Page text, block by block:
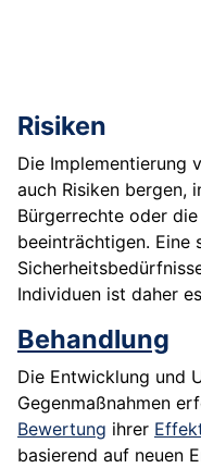
Risiken
Die Implementierung
auch Risiken bergen,
Bürgerrechte oder die
beeinträchtigen. Eine
Individuen ist daher
Behandlung
Die Entwicklung und
Gegenmaßnahmen
Bewertung ihrer
basierend auf neuen